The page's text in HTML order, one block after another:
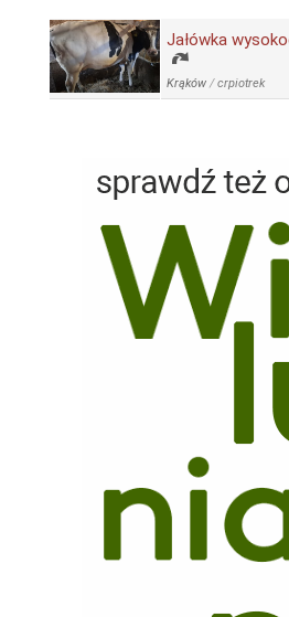
Jałówka
Krąków /crpiotrek